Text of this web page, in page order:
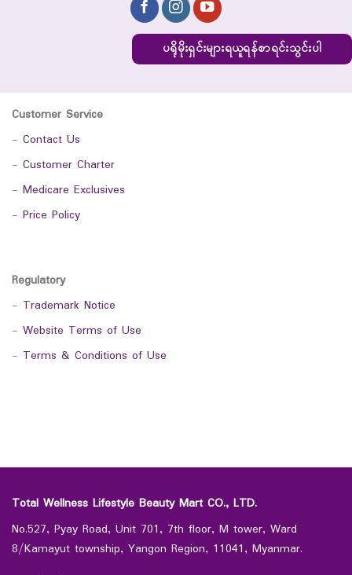
ပရိုမိုးရှင်းများရယူရန်စာရင်းသွင်းပါ
Customer Service
- Contact Us
- Customer Charter
- Medicare Exclusives
- Price Policy
Regulatory
- Trademark Notice
- Website Terms of Use
- Terms & Conditions of Use
Total Wellness Lifestyle Beauty Mart CO., LTD.
No.527, Pyay Road, Unit 701, 7th floor, M tower, Ward
8/Kamayut township, Yangon Region, 11041, Myanmar.